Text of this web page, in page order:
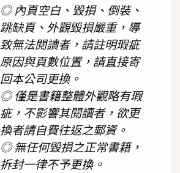
◎ 內頁空白、毀損、倒裝、
跳缺頁、外觀毀損嚴重，導
致無法閱讀者，請註明瑕疵
原因與頁數位置，請直接寄
回本公司更換。
◎ 僅是書籍整體外觀略有瑕
疵，不影響其閱讀者，欲更
換者請自費往返之郵資。
◎ 無任何毀損之正常書籍，
拆封一律不予更換。